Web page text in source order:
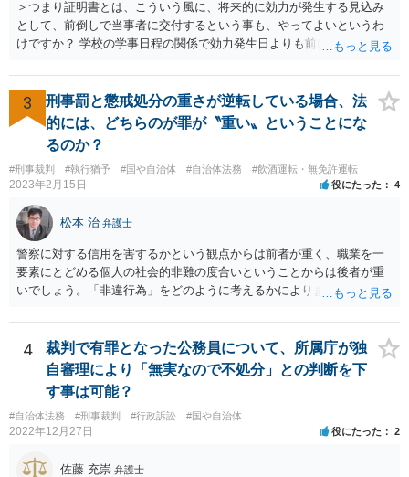
＞つまり証明書とは、こういう風に、将来的に効力が発生する見込み
として、前倒しで当事者に交付するという事も、やってよいというわ
けですか？ 学校の学事日程の関係で効力発生日よりも前に交付したか
でしょう。 両者をそろえるに越したことはないですが、卒業式の日程
自体は各学校によって慣例として定められることが多いですし、学籍
離脱日も、学校によって異なるようですから、そのこと自体に特に問
題はないでしょう。 ＞万一、効力発生日より前に、その効力が無効と
なる出来事が起こったとしたら、その証明書は効力を発生する事な
く、証明書としては無効化されるということですね？ そう考えるのが
自然でしょう。 ただし、卒業証書自体は、通常記載されている内容
が、全課程を修了したという事実について記載されており、卒業式時
点では、そのこと自体は過去の事実として間違いないので、卒業証書
自体の無効かどうかという法的な効力を議論するものではないでしょ
う。 問題は、証書そのものではなく、在学中に何らかの問題を起こし
て学籍を剥奪されたかどうか、ということなので、厳密に言えば卒業
証書自体の議論とは直接関係しないと思います。
3
刑事罰と懲戒処分の重さが逆転している場合、法
的には、どちらのが罪が〝重い〟ということにな
るのか？
#刑事裁判 #執行猶予 #国や自治体 #自治体法務 #飲酒運転・無免許運転
2023年2月15日 役にたった 4
松本 治 弁護士
警察に対する信用を害するかという観点からは前者が重く、職業を一
要素にとどめる個人の社会的非難の度合いということからは後者が重
いでしょう。「非違行為」をどのように考えるかによります。
4
裁判で有罪となった公務員について、所属庁が独
自審理により「無実なので不処分」との判断を下
す事は可能？
#自治体法務 #刑事裁判 #行政訴訟 #国や自治体
2022年12月27日 役にたった 2
佐藤 充崇 弁護士